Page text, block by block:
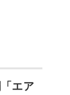
エア